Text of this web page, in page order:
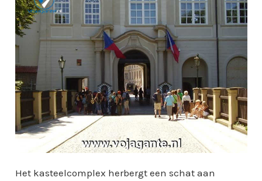
Het kasteelcomplex herbergt een schat aan